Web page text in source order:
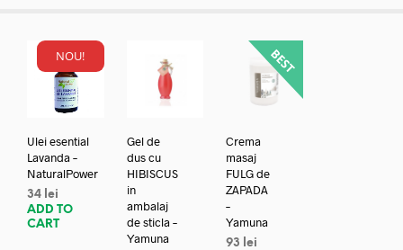
NOU!
Ulei esential
Lavanda –
NaturalPower
34 lei
ADD TO
CART
Gel de
dus cu
HIBISCUS
in
ambalaj
de sticla –
Yamuna
Crema
masaj
FULG de
ZAPADA
–
Yamuna
93
lei